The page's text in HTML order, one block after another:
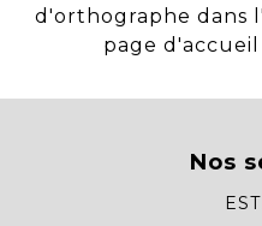
d'orthographe dans
page
Nos